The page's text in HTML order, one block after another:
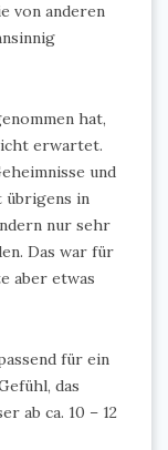
von anderen
hat,
erwartet.
und
in
nur sehr
Das war für
aber etwas
für ein
das
ab ca. 10 – 12